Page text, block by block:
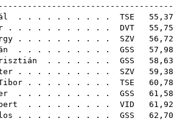
. . . . . . . . . . TSE 55,37
. . . . . . . . . . . DVT 55,75
. . . . . . . . . . SZV 56,72
. . . . . . . . . . GSS 57,98
. . . . . . . GSS 58,63
. . . . . . . . . . SZV 59,38
. . . . . . . . . TSE 60,78
. . . . . . . . . . GSS 61,58
. . . . . . . . . VID 61,92
. . . . . . . . . . GSS 62,70